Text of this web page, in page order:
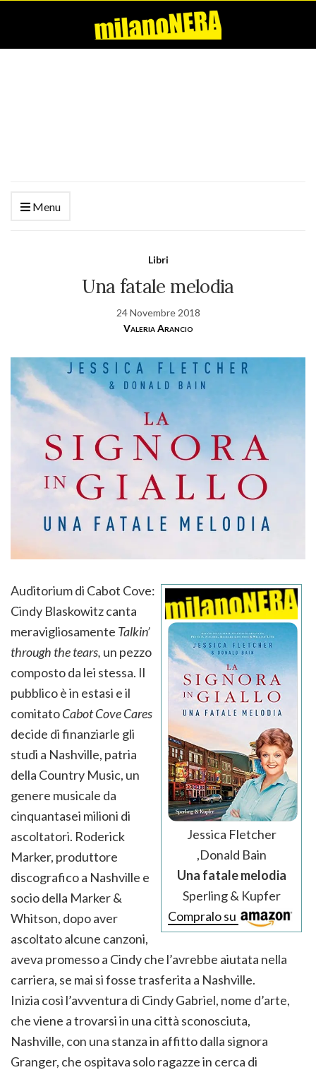
Menu
Libri
Una fatale melodia
24 Novembre 2018
Valeria Arancio
Jessica Fletcher
,Donald Bain
Una fatale melodia
Sperling & Kupfer
Compralo su
Auditorium di Cabot Cove:
Cindy Blaskowitz canta
meravigliosamente Talkin’
through the tears, un pezzo
composto da lei stessa. Il
pubblico è in estasi e il
comitatoCabot Cove Cares
decide di finanziarle gli
studi a Nashville, patria
della Country Music, un
genere musicale da
cinquantasei milioni di
ascoltatori. Roderick
Marker, produttore
discografico a Nashville e
socio della Marker &
Whitson, dopo aver
ascoltato alcune canzoni,
aveva promesso a Cindy che l’avrebbe aiutata nella
carriera, se mai si fosse trasferita a Nashville.
Inizia così l’avventura di Cindy Gabriel, nome d’arte,
che viene a trovarsi in una città sconosciuta,
Nashville, con una stanza in affitto dalla signora
Granger, che ospitava solo ragazze in cerca di